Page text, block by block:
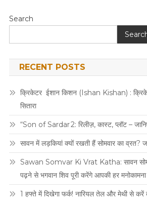
Search
RECENT POSTS
क्रिकेटर ईशान किशन (Ishan Kishan) :
सितारा
“Son of Sardar 2: रिलीज़, कास्ट, प्लॉट –
सावन में लड़कियां क्यों रखती हैं सोमवार का व्रत?
Sawan Somvar Ki Vrat Katha: सावन
पढ़ने से भगवान शिव पूरी करेंगे आपकी हर मनोकामना
1 हफ्ते में दिखेगा फर्क! नारियल तेल और मेथी से करें